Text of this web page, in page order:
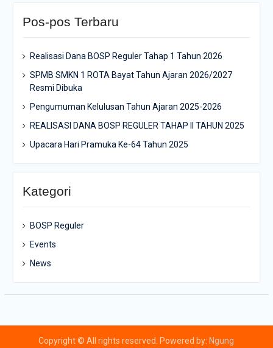
Pos-pos Terbaru
Realisasi Dana BOSP Reguler Tahap 1 Tahun 2026
SPMB SMKN 1 ROTA Bayat Tahun Ajaran 2026/2027
Resmi Dibuka
Pengumuman Kelulusan Tahun Ajaran 2025-2026
REALISASI DANA BOSP REGULER TAHAP II TAHUN 2025
Upacara Hari Pramuka Ke-64 Tahun 2025
Kategori
BOSP Reguler
Events
News
Copyright © All rights reserved. Powered by:Ngung